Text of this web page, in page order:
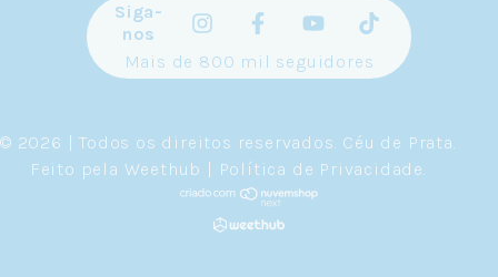
Siga-
nos
Mais de 800 mil seguidores
© 2026 | Todos os direitos reservados. Céu de Prata.
Feito pela Weethub | Política de Privacidade.